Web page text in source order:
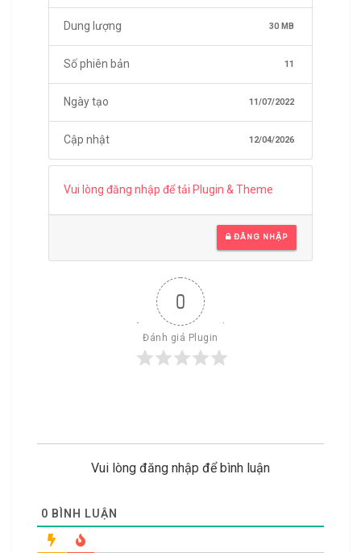
Dung lượng 30 MB
Số phiên bản 11
Ngày tạo 11/07/2022
Cập nhật 12/04/2026
Vui lòng đăng nhập để tải Plugin & Theme
ĐĂNG NHẬP
0
Đánh giá Plugin
Vui lòng đăng nhập để bình luận
0 BÌNH LUẬN